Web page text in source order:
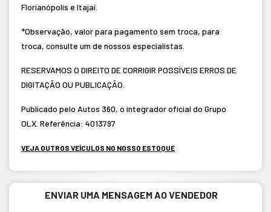
Florianópolis e Itajaí.
*Observação, valor para pagamento sem troca, para
troca, consulte um de nossos especialistas.
RESERVAMOS O DIREITO DE CORRIGIR POSSÍVEIS ERROS DE
DIGITAÇÃO OU PUBLICAÇÃO.
Publicado pelo Autos 360, o integrador oficial do Grupo
OLX. Referência: 4013797
VEJA OUTROS VEÍCULOS NO NOSSO ESTOQUE
ENVIAR UMA MENSAGEM AO VENDEDOR